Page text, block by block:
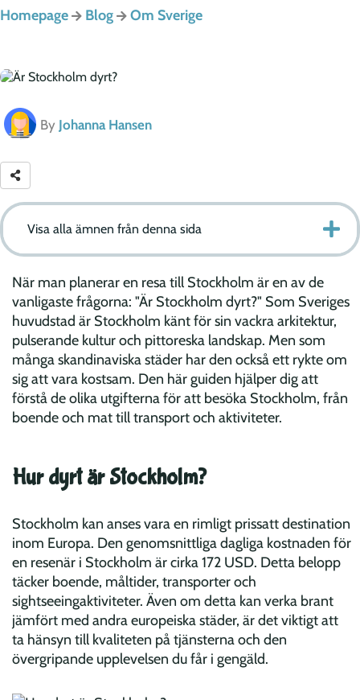
Homepage Blog Om Sverige
By Johanna Hansen
Visa alla ämnen från denna sida
När man planerar en resa till Stockholm är en av de
vanligaste frågorna: "Är Stockholm dyrt?" Som Sveriges
huvudstad är Stockholm känt för sin vackra arkitektur,
pulserande kultur och pittoreska landskap. Men som
många skandinaviska städer har den också ett rykte om
sig att vara kostsam. Den här guiden hjälper dig att
förstå de olika utgifterna för att besöka Stockholm, från
boende och mat till transport och aktiviteter.
Hur dyrt är Stockholm?
Stockholm kan anses vara en rimligt prissatt destination
inom Europa. Den genomsnittliga dagliga kostnaden för
en resenär i Stockholm är cirka 172 USD. Detta belopp
täcker boende, måltider, transporter och
sightseeingaktiviteter. Även om detta kan verka brant
jämfört med andra europeiska städer, är det viktigt att
ta hänsyn till kvaliteten på tjänsterna och den
övergripande upplevelsen du får i gengäld.